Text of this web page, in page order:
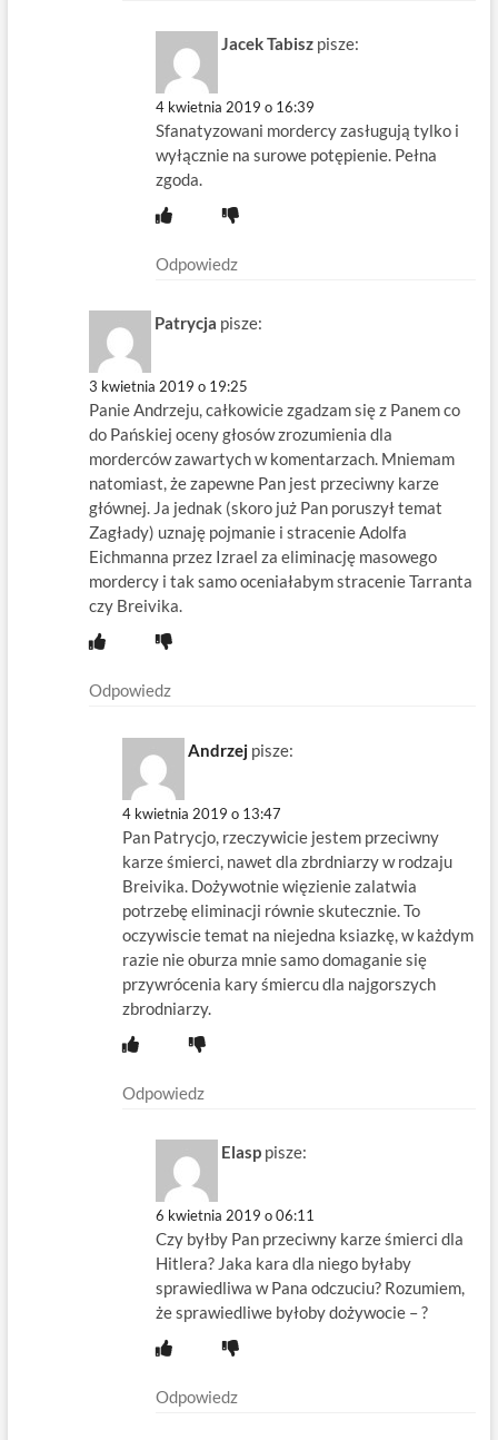
Jacek Tabisz pisze:
4 kwietnia 2019 o 16:39
Sfanatyzowani mordercy zasługują tylko i
wyłącznie na surowe potępienie. Pełna
zgoda.
Odpowiedz
Patrycja pisze:
3 kwietnia 2019 o 19:25
Panie Andrzeju, całkowicie zgadzam się z Panem co
do Pańskiej oceny głosów zrozumienia dla
morderców zawartych w komentarzach. Mniemam
natomiast, że zapewne Pan jest przeciwny karze
głównej. Ja jednak (skoro już Pan poruszył temat
Zagłady) uznaję pojmanie i stracenie Adolfa
Eichmanna przez Izrael za eliminację masowego
mordercy i tak samo oceniałabym stracenie Tarranta
czy Breivika.
Odpowiedz
Andrzej pisze:
4 kwietnia 2019 o 13:47
Pan Patrycjo, rzeczywicie jestem przeciwny
karze śmierci, nawet dla zbrdniarzy w rodzaju
Breivika. Dożywotnie więzienie zalatwia
potrzebę eliminacji równie skutecznie. To
oczywiscie temat na niejedna ksiazkę, w każdym
razie nie oburza mnie samo domaganie się
przywrócenia kary śmiercu dla najgorszych
zbrodniarzy.
Odpowiedz
Elasp pisze:
6 kwietnia 2019 o 06:11
Czy byłby Pan przeciwny karze śmierci dla
Hitlera? Jaka kara dla niego byłaby
sprawiedliwa w Pana odczuciu? Rozumiem,
że sprawiedliwe byłoby dożywocie – ?
Odpowiedz